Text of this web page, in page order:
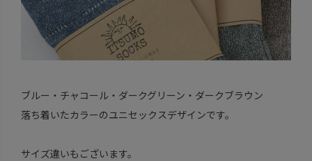
ブルー・チャコール・ダークグリーン・ダークブラウン
落ち着いたカラーのユニセックスデザインです。
サイズ違いもございます。